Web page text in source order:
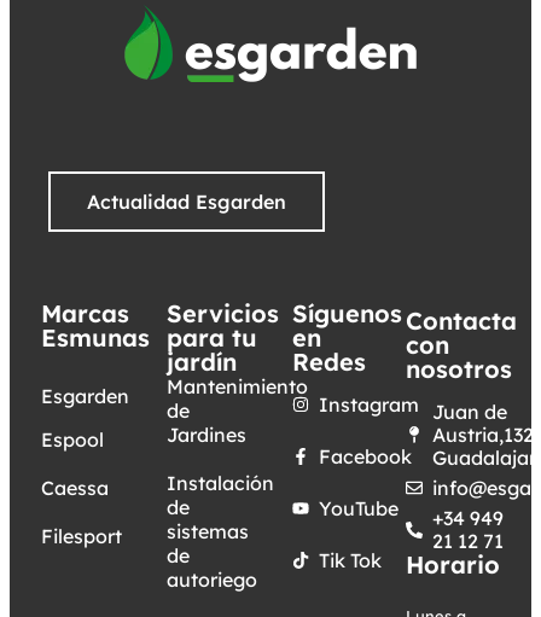
Actualidad Esgarden
Marcas
Esmunas
Esgarden
Espool
Caessa
Filesport
Servicios
para tu
jardín
Mantenimiento
de
Jardines
Instalación
de
sistemas
de
autoriego
Síguenos
en
Redes
Instagram
Facebook
YouTube
Tik Tok
Contacta
con
nosotros
Juan de
Austria,132.
+34 949
21 12 71
Horario